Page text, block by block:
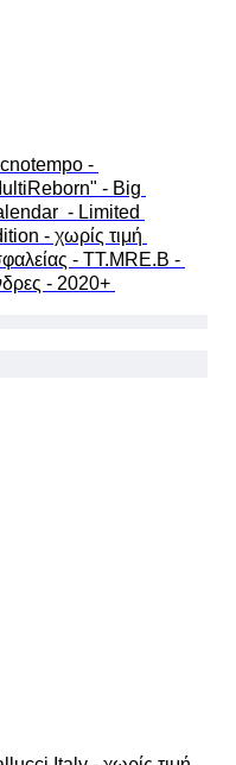
-
- Big
- Limited
- χωρίς τιμή
- TT.MRE.B -
- 2020+